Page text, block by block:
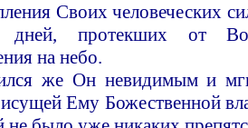
Своих человеческих
дней, протекших от
на небо.
же Он невидимым и
Ему Божественной